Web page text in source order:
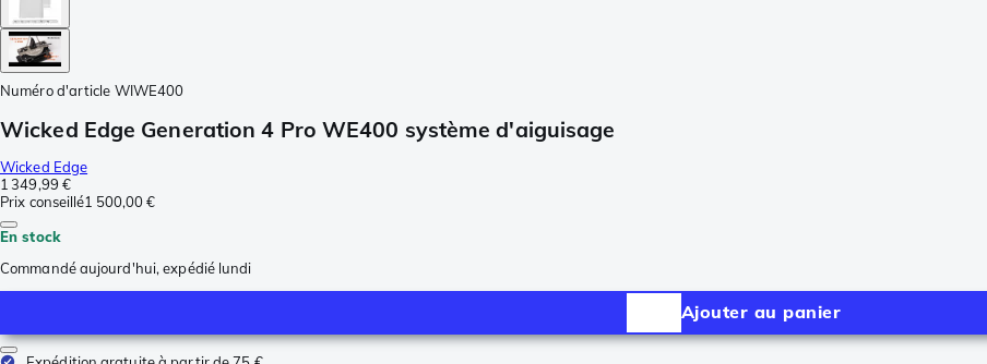
Numéro d'article WIWE400
Wicked Edge Generation 4 Pro WE400 système d'aiguisage
Wicked Edge
1 349,99 €
Prix conseillé1 500,00 €
En stock
Commandé aujourd'hui, expédié lundi
Ajouter au panier